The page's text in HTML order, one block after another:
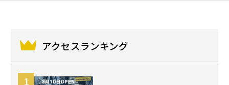
アクセスランキング